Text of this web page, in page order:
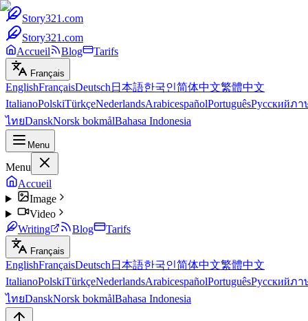
Story321.com
Story321.com
Accueil
Blog Tarifs
Français
EnglishFrançaisDeutsch 日本語한국인简体中文繁體中文
ItalianoPolskiTürkçeNederlandsArabicespañolPortuguêsРусскийภา
ไทยDanskNorsk bokmålBahasa Indonesia
Menu
Menu
Accueil
Image
Video
Writing
Blog Tarifs
Français
EnglishFrançaisDeutsch 日本語한국인简体中文繁體中文
ItalianoPolskiTürkçeNederlandsArabicespañolPortuguêsРусскийภา
ไทยDanskNorsk bokmålBahasa Indonesia